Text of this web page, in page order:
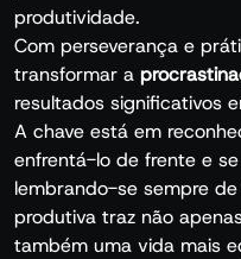
produtividade.
Com perseverança e
transformar a
resultados significativos
A chave está em
enfrentá-lo de frente e
lembrando-se sempre
produtiva traz não
também uma vida mais